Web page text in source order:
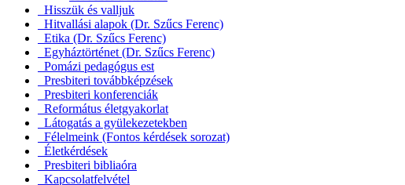
Hisszük és valljuk
Hitvallási alapok (Dr. Szűcs Ferenc)
Etika (Dr. Szűcs Ferenc)
Egyháztörténet (Dr. Szűcs Ferenc)
Pomázi pedagógus est
Presbiteri továbbképzések
Presbiteri konferenciák
Református életgyakorlat
Látogatás a gyülekezetekben
Félelmeink (Fontos kérdések sorozat)
Életkérdések
Presbiteri bibliaóra
Kapcsolatfelvétel